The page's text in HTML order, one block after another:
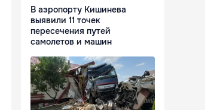
В аэропорту Кишинева
выявили 11 точек
пересечения путей
самолетов и машин